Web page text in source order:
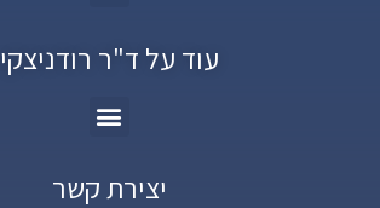
עוד על ד"ר רודניצקי
יצירת קשר